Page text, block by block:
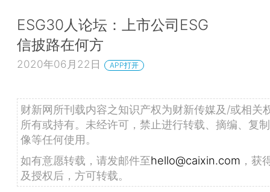
ESG30人论坛：上市公司ESG
信披路在何方
2020年06月22日 APP打开
财新网所刊载内容之知识产权为财新传媒及/或相关
所有或持有。未经许可，禁止进行转载、摘编、复
像等任何使用。
如有意愿转载，请发邮件至hello@caixin.com ，获
及授权后，方可转载。